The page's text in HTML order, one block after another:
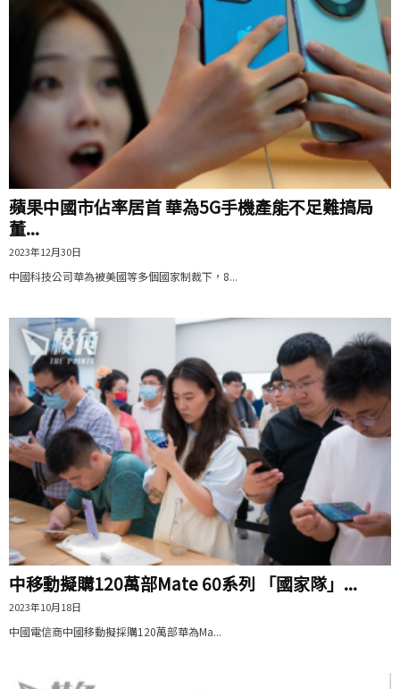
蘋果中國市佔率居首 華為5G手機產能不足難搞局
董...
2023年12月30日
中國科技公司華為被美國等多個國家制裁下，8...
中移動擬購120萬部Mate 60系列 「國家隊」...
2023年10月18日
中國電信商中國移動擬採購120萬部華為Ma...